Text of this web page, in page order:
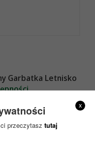
Garbatka Letnisko
x
przeczytasz tutaj